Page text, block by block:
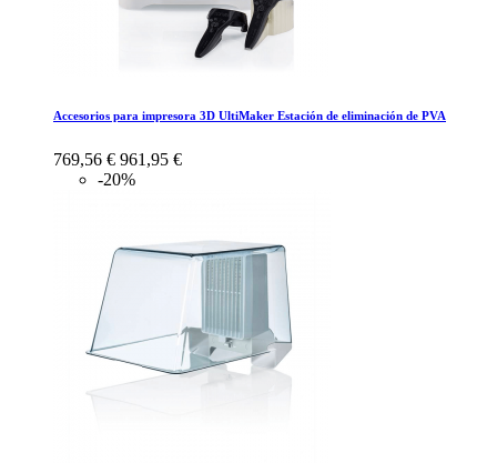
Accesorios para impresora 3D UltiMaker Estación de eliminación de PVA
769,56 € 961,95 €
-20%